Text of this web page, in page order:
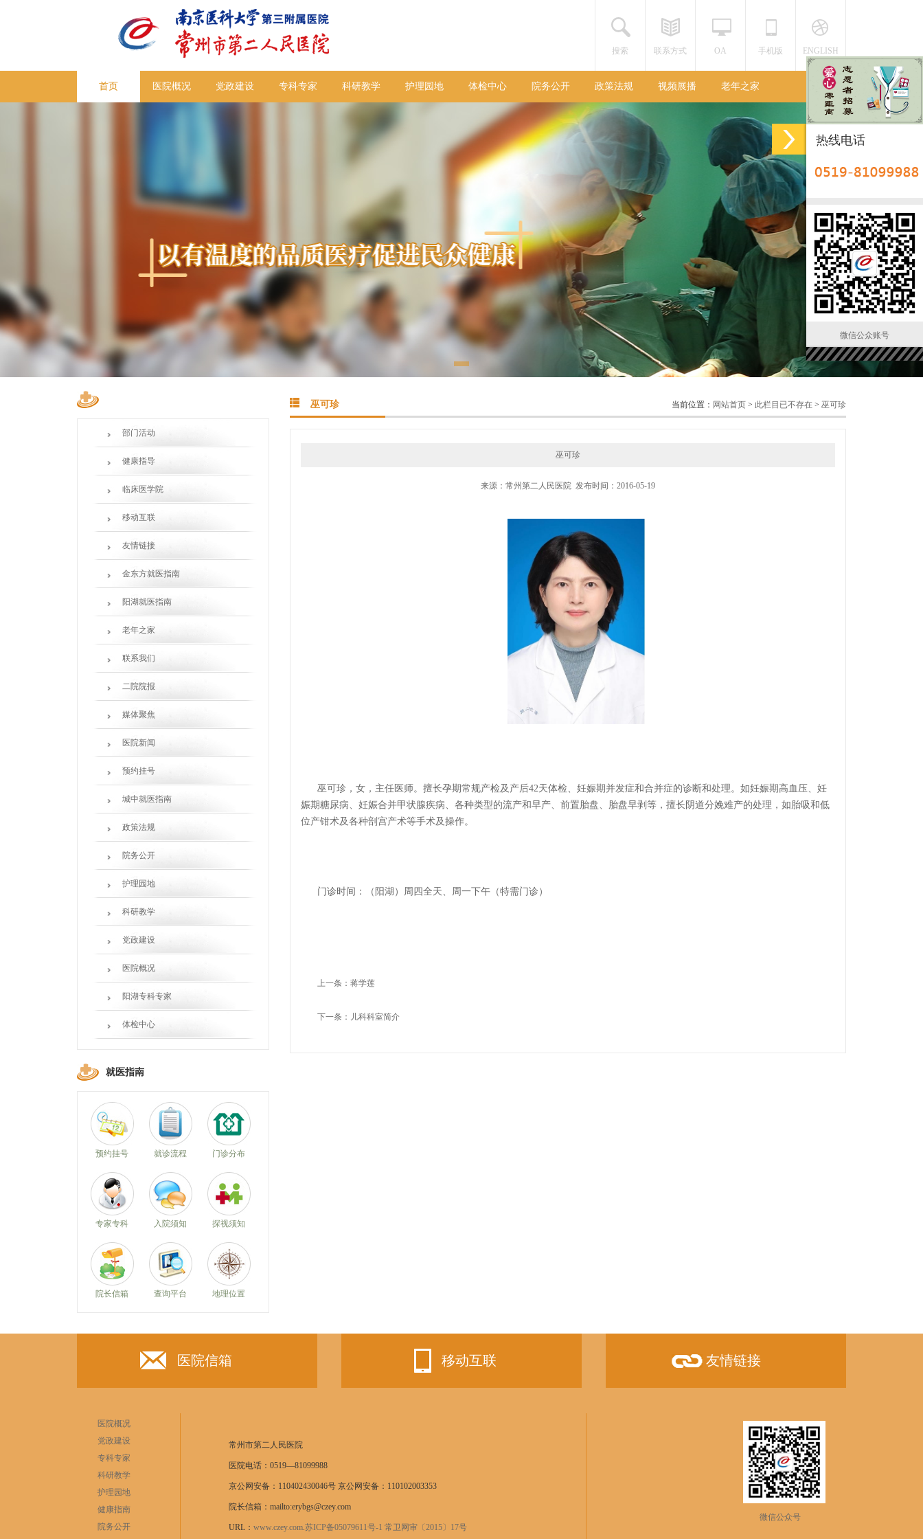
搜索 联系方式 OA 手机版 ENGLISH
首页 医院概况 党政建设 专科专家 科研教学 护理园地 体检中心 院务公开 政策法规 视频展播 老年之家
部门活动
健康指导
临床医学院
移动互联
友情链接
金东方就医指南
阳湖就医指南
老年之家
联系我们
二院院报
媒体聚焦
医院新闻
预约挂号
城中就医指南
政策法规
院务公开
护理园地
科研教学
党政建设
医院概况
阳湖专科专家
体检中心
就医指南
预约挂号 就诊流程 门诊分布
专家专科 入院须知 探视须知
院长信箱 查询平台 地理位置
当前位置： 网站首页 > 此栏目已不存在 > 巫可珍
巫可珍
巫可珍
来源：常州第二人民医院 发布时间：2016-05-19
巫可珍，女， 主任医师。 擅长孕期常规产检及产后42天体检、 妊娠期并发症和合并症的诊断和处理。 如妊娠期高血压、妊
娠期糖尿病、妊娠合并甲状腺疾病、各种类型的流产和早产、前置胎盘、胎盘早剥等 ，擅长 阴道分娩难产的处理 ， 如胎吸和低
位产钳术及各种剖宫产术等手术及操作。
门诊时间：（阳湖） 周四全天、周一下午（特需门诊）
上一条： 蒋学莲
下一条： 儿科科室简介
医院信箱 移动互联 友情链接
医院概况
党政建设
专科专家
科研教学
护理园地
健康指南
院务公开
常州市第二人民医院
医院电话：0519—81099988
京公网安备：110402430046号 京公网安备：110102003353
院长信箱：mailto:erybgs@czey.com
URL： www.czey.com.苏ICP备05079611号-1 常卫网审〔2015〕17号
微信公众号
热线电话
微信公众账号